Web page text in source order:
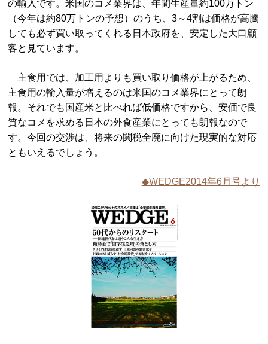
の輸入です。米国のコメ業界は、年間生産量約100万トン
（今年は約80万トンの予想）のうち、3～4割は価格が高騰
しても必ず買い取ってくれる日本政府を、安定した大口顧
客と見ています。
主食用では、加工用よりも買い取り価格が上がるため、
主食用の輸入量が増えるのは米国のコメ業界にとって朗
報。それでも国産米と比べれば低価格ですから、安価で良
質なコメを求める日本の外食産業にとっても朗報なので
す。今回の交渉は、将来の関税全廃に向けた現実的な対応
ともいえるでしょう。
◆WEDGE2014年6月号より